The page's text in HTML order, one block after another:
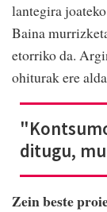
lantegira
Baina
etorriko da.
ohiturak ere
ditugu,
Zein beste